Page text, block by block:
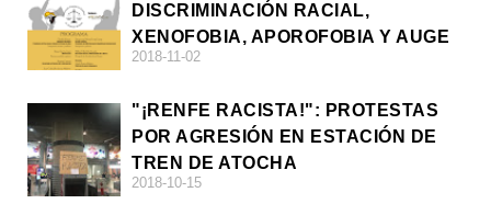
DISCRIMINACIÓN RACIAL,
XENOFOBIA, APOROFOBIA Y AUGE
DE LA ULTRADERECHA EN EUROPA
2018-11-02
"¡RENFE RACISTA!": PROTESTAS
POR AGRESIÓN EN ESTACIÓN DE
TREN DE ATOCHA
2018-10-15